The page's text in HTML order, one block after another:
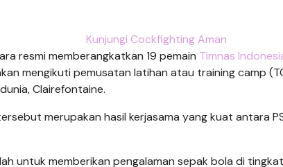
Kunjungi Cockfighting Aman
resmi memberangkatkan 19 pemain Timnas
mengikuti pemusatan latihan atau training camp
Clairefontaine.
merupakan hasil kerjasama yang kuat antara
untuk memberikan pengalaman sepak bola di